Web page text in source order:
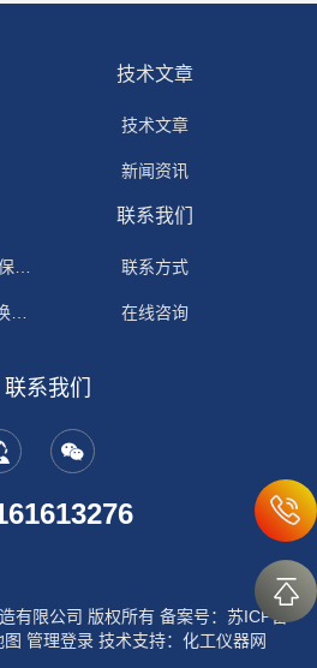
技术文章
技术文章
新闻资讯
ARB5系列弧光保护装置保护功能原理
AF-GSM300-CE数据转换模块
联系我们
联系方式
在线咨询
联系我们
有限公司 版权所有 备案号：苏ICP备
管理登录技术支持： 化工仪器网